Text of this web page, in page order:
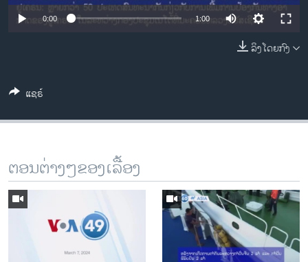
ວີດີໂອ
ລາຍງານ
0:00 1:00
ລິງໂດຍກົງ
ແຊຣ໌
ຕອນຕ່າງໆຂອງເລື້ອງ